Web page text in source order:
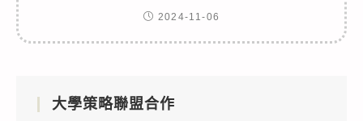
2024-11-06
大學策略聯盟合作